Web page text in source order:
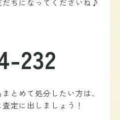
だちになってくださいね♪
232
とめて処分したい方は、
定に出しましょう！